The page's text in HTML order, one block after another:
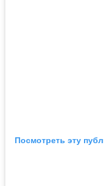
Посмотреть эту